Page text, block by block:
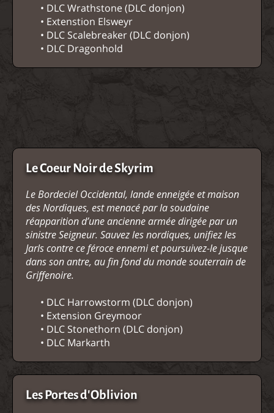
• DLC Wrathstone (DLC donjon)
• Extenstion Elsweyr
• DLC Scalebreaker (DLC donjon)
• DLC Dragonhold
Le Coeur Noir de Skyrim
Le Bordeciel Occidental, lande enneigée et maison
des Nordiques, est menacé par la soudaine
réapparition d’une ancienne armée dirigée par un
sinistre Seigneur. Sauvez les nordiques, unifiez les
Jarls contre ce féroce ennemi et poursuivez-le jusque
dans son antre, au fin fond du monde souterrain de
Griffenoire.
• DLC Harrowstorm (DLC donjon)
• Extension Greymoor
• DLC Stonethorn (DLC donjon)
• DLC Markarth
Les Portes d'Oblivion